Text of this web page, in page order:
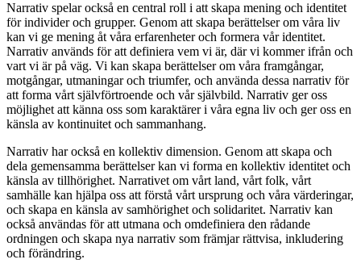
Narrativ spelar också en central roll i att skapa mening och identitet
för individer och grupper. Genom att skapa berättelser om våra liv
kan vi ge mening åt våra erfarenheter och formera vår identitet.
Narrativ används för att definiera vem vi är, där vi kommer ifrån och
vart vi är på väg. Vi kan skapa berättelser om våra framgångar,
motgångar, utmaningar och triumfer, och använda dessa narrativ för
att forma vårt självförtroende och vår självbild. Narrativ ger oss
möjlighet att känna oss som karaktärer i våra egna liv och ger oss en
känsla av kontinuitet och sammanhang.
Narrativ har också en kollektiv dimension. Genom att skapa och
dela gemensamma berättelser kan vi forma en kollektiv identitet och
känsla av tillhörighet. Narrativet om vårt land, vårt folk, vårt
samhälle kan hjälpa oss att förstå vårt ursprung och våra värderingar,
och skapa en känsla av samhörighet och solidaritet. Narrativ kan
också användas för att utmana och omdefiniera den rådande
ordningen och skapa nya narrativ som främjar rättvisa, inkludering
och förändring.